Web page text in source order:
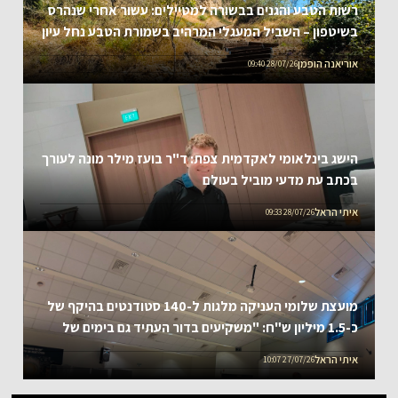
רשות הטבע והגנים בבשורה למטיילים: עשור אחרי שנהרס
בשיטפון – השביל המעגלי המרהיב בשמורת הטבע נחל עיון
נפתח מחדש
אוריאנה הופמן28/07/26 09:40
הישג בינלאומי לאקדמית צפת: ד"ר בועז מילר מונה לעורך
בכתב עת מדעי מוביל בעולם
איתי הראל28/07/26 09:33
מועצת שלומי העניקה מלגות ל-140 סטודנטים בהיקף של
כ-1.5 מיליון ש"ח: "משקיעים בדור העתיד גם בימים של
אתגר"
איתי הראל27/07/26 10:07